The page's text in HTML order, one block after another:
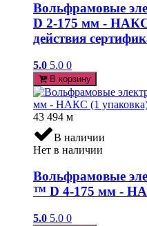
Вольфрамовые
D 2-175 мм - НАКС
действия
5.0 5.0 0
В корзину
43 494 м
В наличии
Нет в наличии
Вольфрамовые
™ D 4-175 мм -
5.0 5.0 0